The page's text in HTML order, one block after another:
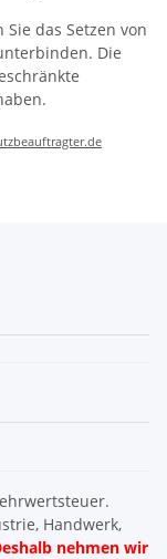
das Setzen von
Die
Handwerk,
nehmen wir